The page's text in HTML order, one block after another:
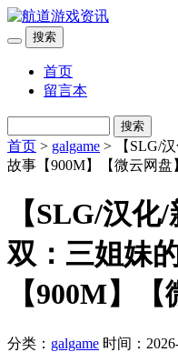
搜索
首页
留言本
搜索
首页 > galgame > 【SLG/
故事【900M】【微云网盘
【SLG/汉
双：三姐妹
【900M】【
分类： galgame 时间：